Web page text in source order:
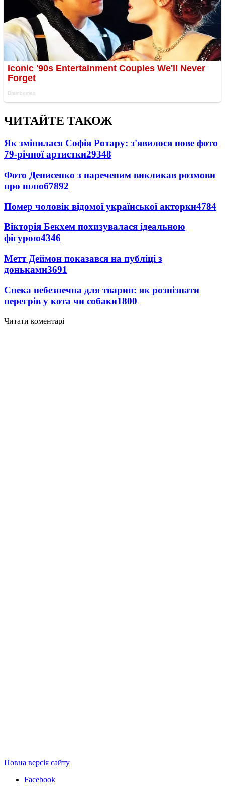
ЧИТАЙТЕ ТАКОЖ
Як змінилася Софія Ротару: з'явилося нове фото
79-річної артистки29348
Фото Денисенко з нареченим викликав розмови
про шлюб7892
Помер чоловік відомої української акторки4784
Вікторія Бекхем похизувалася ідеальною
фігурою4346
Метт Деймон показався на публіці з
доньками3691
Спека небезпечна для тварин: як розпізнати
перегрів у кота чи собаки1800
Читати коментарі
Повна версія сайту
Facebook